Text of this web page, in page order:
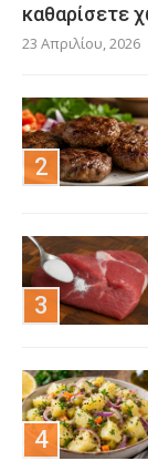
καθαρίσετε
23 Απριλίου, 2026